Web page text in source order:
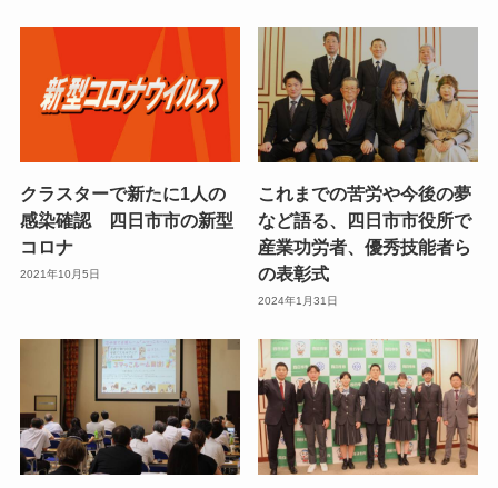
クラスターで新たに1人の
感染確認 四日市市の新型
コロナ
2021年10月5日
これまでの苦労や今後の夢
など語る、四日市市役所で
産業功労者、優秀技能者ら
の表彰式
2024年1月31日